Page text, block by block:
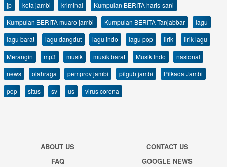
jp
kota jambi kriminal
Kumpulan BERITA haris-sani
Kumpulan BERITA muaro jambi
Kumpulan BERITA Tanjabbar
lagu
lagu barat
lagu dangdut lagu indo lagu pop lirik
lirik lagu
Merangin
mp3 musik musik barat Musik Indo
nasional
news
olahraga pemprov jambi pilgub jambi
Pilkada Jambi
pop
situs sv us virus corona
ABOUT US
CONTACT US
FAQ
GOOGLE NEWS